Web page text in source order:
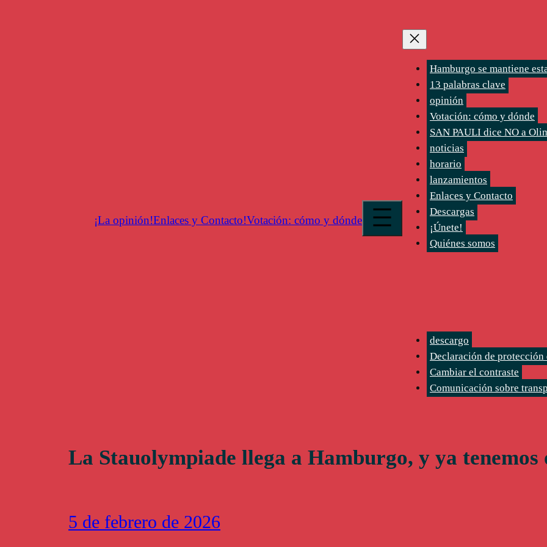
¡La opinión!Enlaces y Contacto!Votación: cómo y dónde
Hamburgo se mantiene
13 palabras clave
opinión
Votación: cómo y dónde
SAN PAULI dice NO a
noticias
horario
lanzamientos
Enlaces y Contacto
Descargas
¡Únete!
Quiénes somos
descargo
Declaración de protección
Cambiar el contraste
Comunicación sobre
La Stauolympiade llega a Hamburgo, y ya tenemos
5 de febrero de 2026